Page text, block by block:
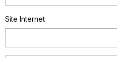
Site Internet